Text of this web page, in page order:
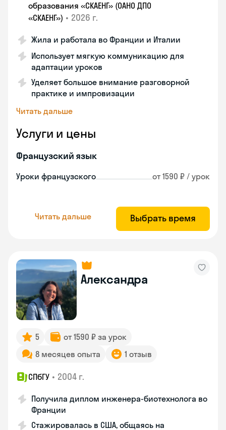
образования «СКАЕНГ» (ОАНО ДПО
«СКАЕНГ») • 2026 г.
Жила и работала во Франции и Италии
Использует мягкую коммуникацию для
адаптации уроков
Уделяет большое внимание разговорной
практике и импровизации
Читать дальше
Услуги и цены
Французский язык
Уроки французского от 1590 ₽ / урок
Читать дальше Выбрать время
Александра
5
от 1590 ₽ за урок
8 месяцев опыта
1 отзыв
СПбГУ • 2004 г.
Получила диплом инженера-биотехнолога во
Франции
Стажировалась в США, общаясь на